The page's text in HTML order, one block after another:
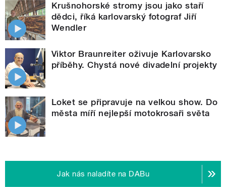
Krušnohorské stromy jsou jako staří
dědci, říká karlovarský fotograf Jiří
Wendler
Viktor Braunreiter oživuje Karlovarsko
příběhy. Chystá nové divadelní projekty
Loket se připravuje na velkou show. Do
města míří nejlepší motokrosaři světa
Jak nás naladíte na DABu